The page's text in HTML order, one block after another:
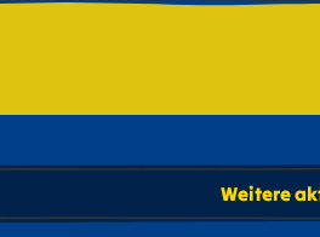
Weitere